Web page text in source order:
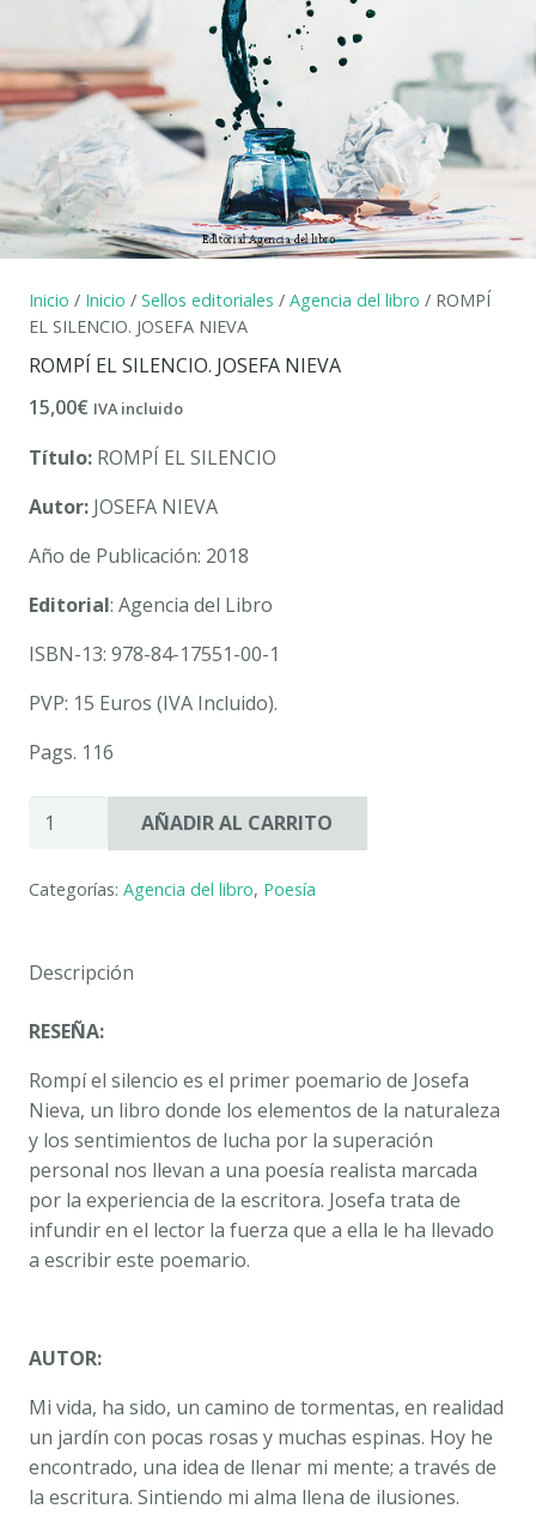
Inicio / Inicio / Sellos editoriales / Agencia del libro / ROMPÍ
EL SILENCIO. JOSEFA NIEVA
ROMPÍ EL SILENCIO. JOSEFA NIEVA
15,00€ IVA incluido
Título: ROMPÍ EL SILENCIO
Autor: JOSEFA NIEVA
Año de Publicación: 2018
Editorial: Agencia del Libro
ISBN-13: 978-84-17551-00-1
PVP: 15 Euros (IVA Incluido).
Pags. 116
ROMPÍ
JOSEFA
cantidad
AÑADIR AL CARRITO
Categorías: Agencia del libro, Poesía
Descripción
RESEÑA:
Rompí el silencio es el primer poemario de Josefa
Nieva, un libro donde los elementos de la naturaleza
y los sentimientos de lucha por la superación
personal nos llevan a una poesía realista marcada
por la experiencia de la escritora. Josefa trata de
infundir en el lector la fuerza que a ella le ha llevado
a escribir este poemario.
AUTOR:
Mi vida, ha sido, un camino de tormentas, en realidad
un jardín con pocas rosas y muchas espinas. Hoy he
encontrado, una idea de llenar mi mente; a través de
la escritura. Sintiendo mi alma llena de ilusiones.